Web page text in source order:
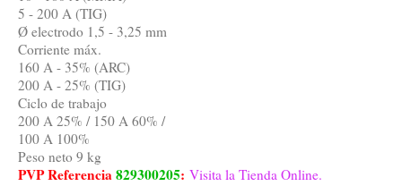
5 - 200 A (TIG)
Ø electrodo 1,5 - 3,25 mm
Corriente máx.
160 A - 35% (ARC)
200 A - 25% (TIG)
Ciclo de trabajo
200 A 25% / 150 A 60% /
100 A 100%
Peso neto 9 kg
PVP Referencia829300205: Visita la Tienda Online.